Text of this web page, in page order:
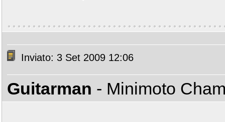
Inviato: 3 Set 2009 12:06
Guitarman - Minimoto